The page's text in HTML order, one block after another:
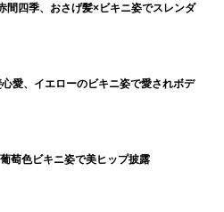
間四季、おさげ髪×ビキニ姿でスレンダ
愛、イエローのビキニ姿で愛されボデ
萄色ビキニ姿で美ヒップ披露